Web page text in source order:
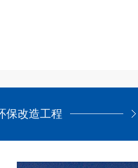
保改造工程